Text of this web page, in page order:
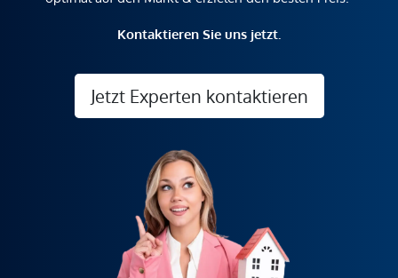
Kontaktieren Sie uns jetzt.
Jetzt Experten kontaktieren